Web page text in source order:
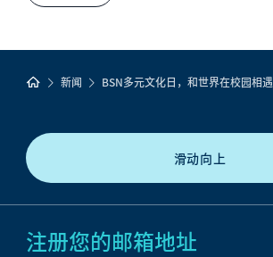
新闻 BSN多元文化日，和世界在校园相遇
滑动向上
注册您的邮箱地址